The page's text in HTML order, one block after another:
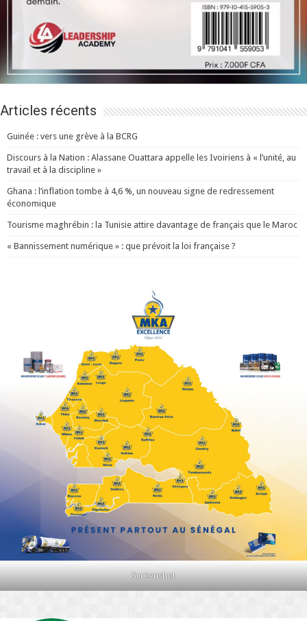
Articles récents
Guinée : vers une grève à la BCRG
Discours à la Nation : Alassane Ouattara appelle les Ivoiriens à « l’unité, au
travail et à la discipline »
Ghana : l’inflation tombe à 4,6 %, un nouveau signe de redressement
économique
Tourisme maghrébin : la Tunisie attire davantage de français que le Maroc
« Bannissement numérique » : que prévoit la loi française ?
Screenshot